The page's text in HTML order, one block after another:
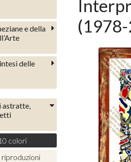
e della
delle
astratte,
colori
riproduzioni